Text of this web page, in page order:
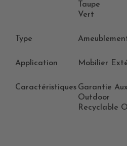
Taupe
Vert
Type
Application Mobilier
Caractéristiques Garantie
Outdoor
Recyclable